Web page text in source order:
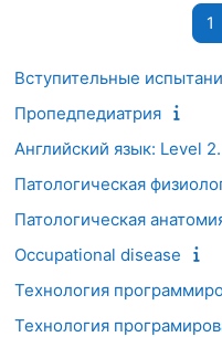
1
Вступительные
Пропедпедиатрия
Английский язык: Level 2.
Патологическая
Патологическая
Occupational disease
Технология
Технология